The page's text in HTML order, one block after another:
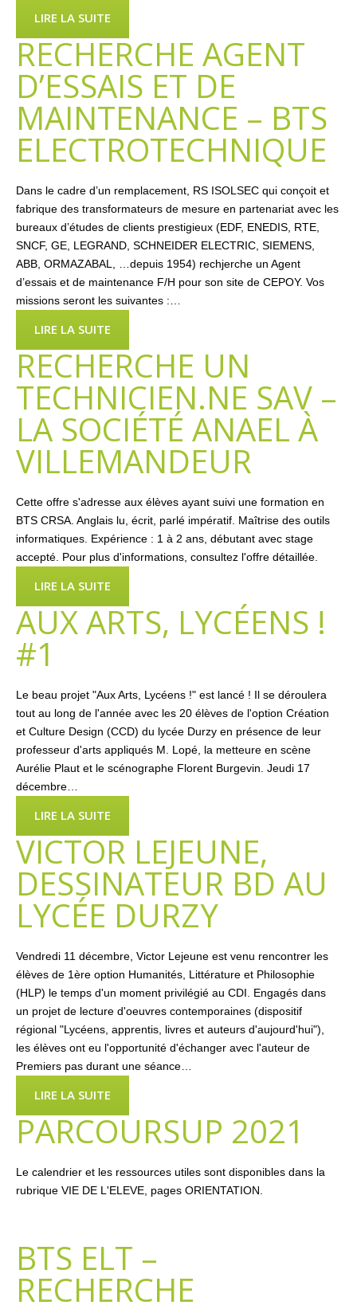
LIRE LA SUITE
RECHERCHE AGENT
D’ESSAIS ET DE
MAINTENANCE – BTS
ELECTROTECHNIQUE
Dans le cadre d’un remplacement, RS ISOLSEC qui conçoit et
fabrique des transformateurs de mesure en partenariat avec les
bureaux d’études de clients prestigieux (EDF, ENEDIS, RTE,
SNCF, GE, LEGRAND, SCHNEIDER ELECTRIC, SIEMENS,
ABB, ORMAZABAL, …depuis 1954) rechjerche un Agent
d’essais et de maintenance F/H pour son site de CEPOY. Vos
missions seront les suivantes :…
LIRE LA SUITE
RECHERCHE UN
TECHNICIEN.NE SAV –
LA SOCIÉTÉ ANAEL À
VILLEMANDEUR
Cette offre s'adresse aux élèves ayant suivi une formation en
BTS CRSA. Anglais lu, écrit, parlé impératif. Maîtrise des outils
informatiques. Expérience : 1 à 2 ans, débutant avec stage
accepté. Pour plus d'informations, consultez l'offre détaillée.
LIRE LA SUITE
AUX ARTS, LYCÉENS !
#1
Le beau projet "Aux Arts, Lycéens !" est lancé ! Il se déroulera
tout au long de l'année avec les 20 élèves de l'option Création
et Culture Design (CCD) du lycée Durzy en présence de leur
professeur d'arts appliqués M. Lopé, la metteure en scène
Aurélie Plaut et le scénographe Florent Burgevin. Jeudi 17
décembre…
LIRE LA SUITE
VICTOR LEJEUNE,
DESSINATEUR BD AU
LYCÉE DURZY
Vendredi 11 décembre, Victor Lejeune est venu rencontrer les
élèves de 1ère option Humanités, Littérature et Philosophie
(HLP) le temps d'un moment privilégié au CDI. Engagés dans
un projet de lecture d'oeuvres contemporaines (dispositif
régional "Lycéens, apprentis, livres et auteurs d'aujourd'hui"),
les élèves ont eu l'opportunité d'échanger avec l'auteur de
Premiers pas durant une séance…
LIRE LA SUITE
PARCOURSUP 2021
Le calendrier et les ressources utiles sont disponibles dans la
rubrique VIE DE L'ELEVE, pages ORIENTATION.
BTS ELT –
RECHERCHE